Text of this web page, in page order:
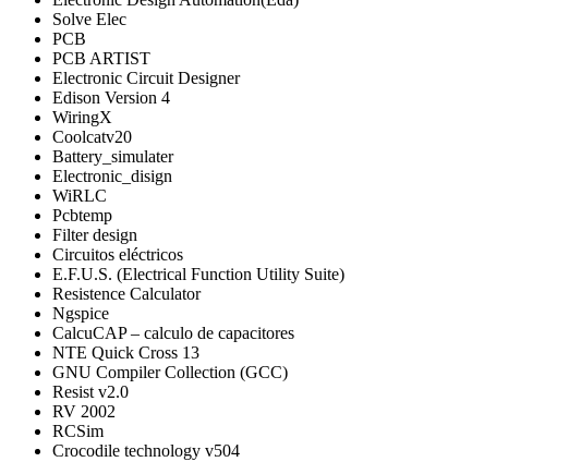
Solve Elec
PCB
PCB ARTIST
Electronic Circuit Designer
Edison Version 4
WiringX
Coolcatv20
Battery_simulater
Electronic_disign
WiRLC
Pcbtemp
Filter design
Circuitos eléctricos
E.F.U.S. (Electrical Function Utility Suite)
Resistence Calculator
Ngspice
CalcuCAP – calculo de capacitores
NTE Quick Cross 13
GNU Compiler Collection (GCC)
Resist v2.0
RV 2002
RCSim
Crocodile technology v504